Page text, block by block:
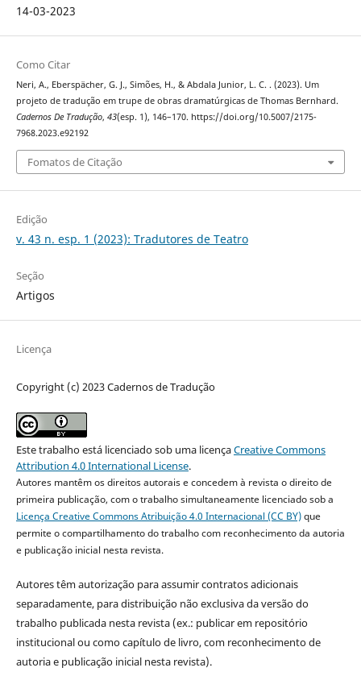
14-03-2023
Como Citar
Neri, A., Eberspächer, G. J., Simões, H., & Abdala Junior, L. C. . (2023). Um
projeto de tradução em trupe de obras dramatúrgicas de Thomas Bernhard.
Cadernos De Tradução, 43(esp. 1), 146–170. https://doi.org/10.5007/2175-
7968.2023.e92192
Fomatos de Citação
Edição
v. 43 n. esp. 1 (2023): Tradutores de Teatro
Seção
Artigos
Licença
Copyright (c) 2023 Cadernos de Tradução
Este trabalho está licenciado sob uma licençaCreative Commons
Attribution 4.0 International License.
Autores mantêm os direitos autorais e concedem à revista o direito de
primeira publicação, com o trabalho simultaneamente licenciado sob a
Licença Creative Commons Atribuição 4.0 Internacional (CC BY)que
permite o compartilhamento do trabalho com reconhecimento da autoria
e publicação inicial nesta revista.
Autores têm autorização para assumir contratos adicionais
separadamente, para distribuição não exclusiva da versão do
trabalho publicada nesta revista (ex.: publicar em repositório
institucional ou como capítulo de livro, com reconhecimento de
autoria e publicação inicial nesta revista).